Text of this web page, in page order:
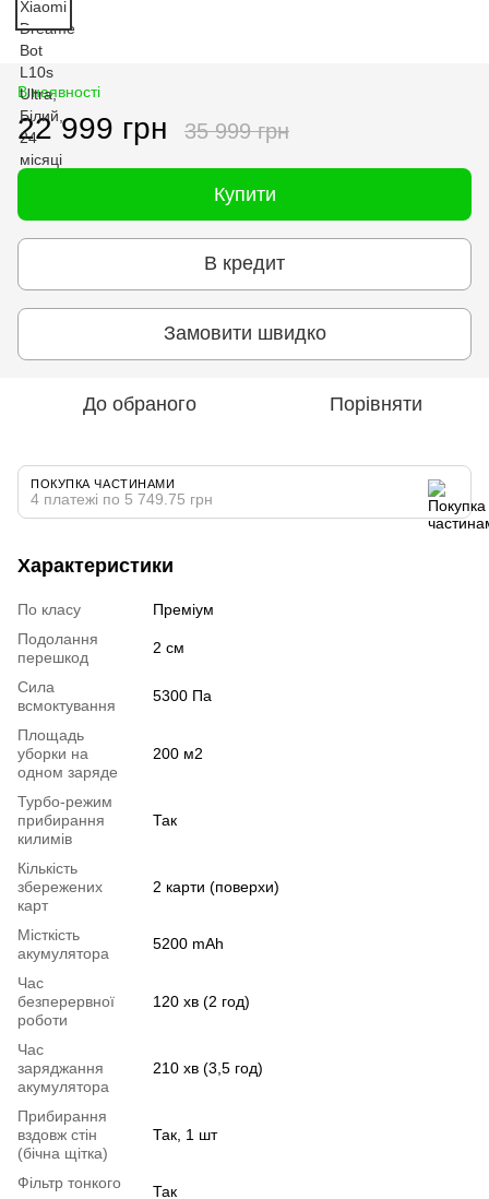
В наявності
22 999 грн 35 999 грн
Купити
В кредит
Замовити швидко
До обраного Порівняти
ПОКУПКА ЧАСТИНАМИ
4 платежі по 5 749.75 грн
Характеристики
По класу
Преміум
Подолання
перешкод
2 см
Сила
всмоктування
5300 Па
Площадь
уборки на
одном заряде
200 м2
Турбо-режим
прибирання
килимів
Так
Кількість
збережених
карт
2 карти (поверхи)
Місткість
акумулятора
5200 mAh
Час
безперервної
роботи
120 хв (2 год)
Час
заряджання
акумулятора
210 хв (3,5 год)
Прибирання
вздовж стін
(бічна щітка)
Так, 1 шт
Фільтр тонкого
Так